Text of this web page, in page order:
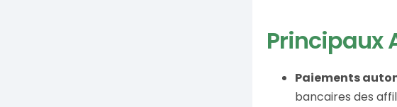
Principaux
Paiements
bancaires des